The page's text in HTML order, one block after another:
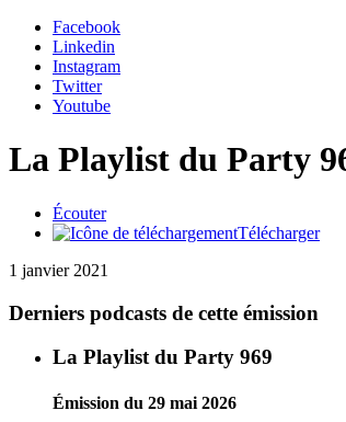
Facebook
Linkedin
Instagram
Twitter
Youtube
La Playlist du Party
Écouter
Télécharger
1 janvier 2021
Derniers podcasts de cette émission
La Playlist du Party 969
Émission du 29 mai 2026